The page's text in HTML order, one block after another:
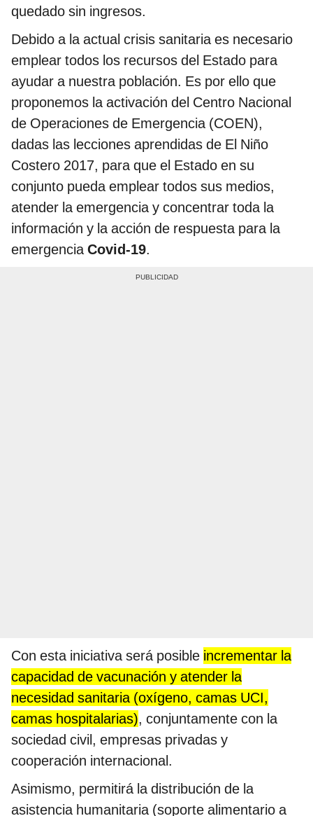
quedado sin ingresos.
Debido a la actual crisis sanitaria es necesario
emplear todos los recursos del Estado para
ayudar a nuestra población. Es por ello que
proponemos la activación del Centro Nacional
de Operaciones de Emergencia (COEN),
dadas las lecciones aprendidas de El Niño
Costero 2017, para que el Estado en su
conjunto pueda emplear todos sus medios,
atender la emergencia y concentrar toda la
información y la acción de respuesta para la
emergenciaCovid-19.
Con esta iniciativa será posible incrementar la
capacidad de vacunación y atender la
necesidad sanitaria (oxígeno, camas UCI,
camas hospitalarias), conjuntamente con la
sociedad civil, empresas privadas y
cooperación internacional.
Asimismo, permitirá la distribución de la
asistencia humanitaria (soporte alimentario a